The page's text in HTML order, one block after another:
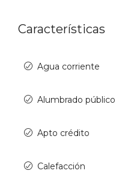
Características
Agua corriente
Alumbrado público
Apto crédito
Calefacción